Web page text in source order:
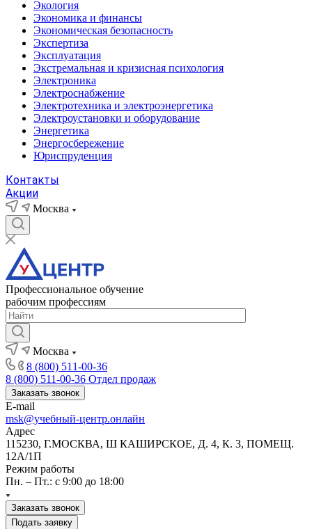
Экология
Экономика и финансы
Экономическая безопасность
Экспертиза
Эксплуатация
Экстремальная и кризисная психология
Электроника
Электроснабжение
Электротехника и электроэнергетика
Электроустановки и оборудование
Энергетика
Энергосбережение
Юриспруденция
Контакты
Акции
Москва
Профессиональное обучение
рабочим профессиям
Москва
8 (800) 511-00-36
8 (800) 511-00-36 Отдел продаж
Заказать звонок
E-mail
msk@учебный-центр.онлайн
Адрес
115230, Г.МОСКВА, Ш КАШИРСКОЕ, Д. 4, К. 3, ПОМЕЩ.
12А/1П
Режим работы
Пн. – Пт.: с 9:00 до 18:00
Заказать звонок
Подать заявку